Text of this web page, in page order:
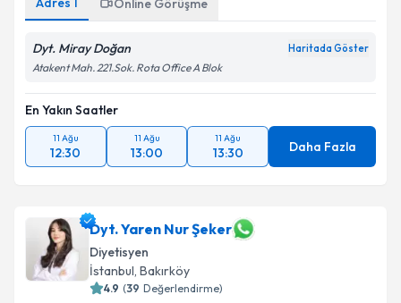
Online Görüşme
Dyt. Miray Doğan Haritada Göster
Atakent Mah. 221.Sok. Rota Office A Blok
En Yakın Saatler
11 Ağu
12:30
11 Ağu
13:00
11 Ağu
13:30 Daha Fazla
Dyt. Yaren Nur Şeker
Diyetisyen
İstanbul, Bakırköy
4.9 (39 Değerlendirme)